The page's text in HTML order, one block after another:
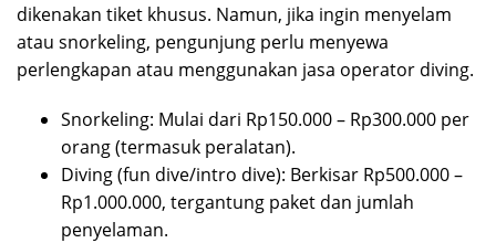
dikenakan tiket khusus. Namun, jika ingin menyelam
atau snorkeling, pengunjung perlu menyewa
perlengkapan atau menggunakan jasa operator diving.
Snorkeling: Mulai dari Rp150.000 – Rp300.000 per
orang (termasuk peralatan).
Diving (fun dive/intro dive): Berkisar Rp500.000 –
Rp1.000.000, tergantung paket dan jumlah
penyelaman.